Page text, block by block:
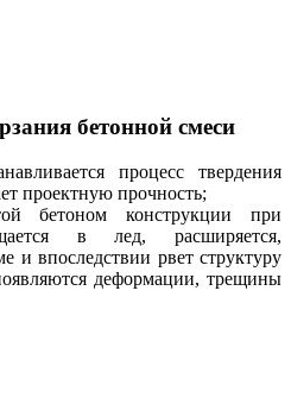
бетонной смеси
процесс твердения
проектную прочность;
бетоном конструкции при
в лед, расширяется,
и впоследствии рвет структуру
деформации, трещины